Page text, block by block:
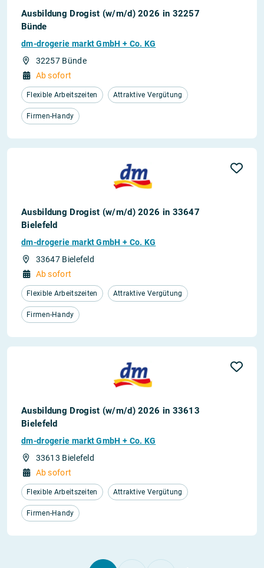
Ausbildung Drogist (w/m/d) 2026 in 32257
Bünde
dm-drogerie markt GmbH + Co. KG
32257 Bünde
Ab sofort
Flexible Arbeitszeiten Attraktive Vergütung
Firmen-Handy
Ausbildung Drogist (w/m/d) 2026 in 33647
Bielefeld
dm-drogerie markt GmbH + Co. KG
33647 Bielefeld
Ab sofort
Flexible Arbeitszeiten Attraktive Vergütung
Firmen-Handy
Ausbildung Drogist (w/m/d) 2026 in 33613
Bielefeld
dm-drogerie markt GmbH + Co. KG
33613 Bielefeld
Ab sofort
Flexible Arbeitszeiten Attraktive Vergütung
Firmen-Handy